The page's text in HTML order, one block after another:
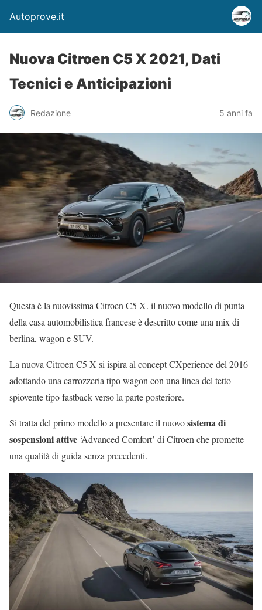
Autoprove.it
Nuova Citroen C5 X 2021, Dati
Tecnici e Anticipazioni
Redazione 5 anni fa
Questa è la nuovissima Citroen C5 X. il nuovo modello di punta
della casa automobilistica francese è descritto come una mix di
berlina, wagon e SUV.
La nuova Citroen C5 X si ispira al concept CXperience del 2016
adottando una carrozzeria tipo wagon con una linea del tetto
spiovente tipo fastback verso la parte posteriore.
Si tratta del primo modello a presentare il nuovosistema di
sospensioni attive ‘Advanced Comfort’ di Citroen che promette
una qualità di guida senza precedenti.